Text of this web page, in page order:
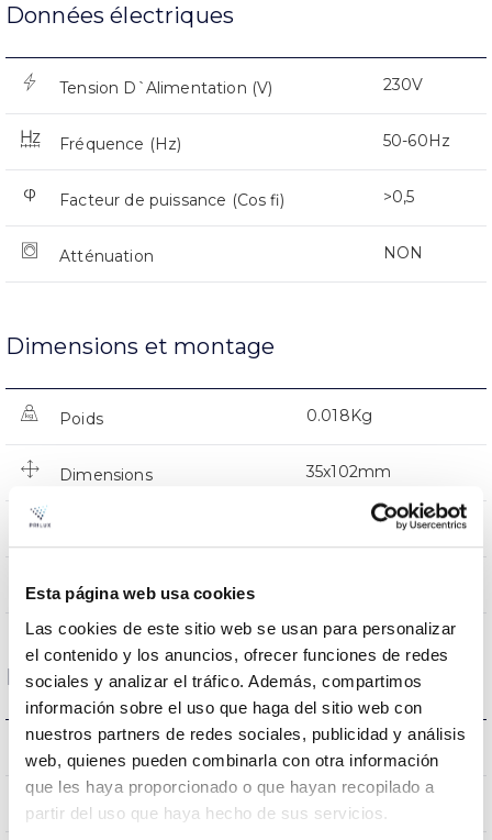
Esta página web usa cookies
Las cookies de este sitio web se usan para personalizar
el contenido y los anuncios, ofrecer funciones de redes
sociales y analizar el tráfico. Además, compartimos
información sobre el uso que haga del sitio web con
nuestros partners de redes sociales, publicidad y análisis
web, quienes pueden combinarla con otra información
que les haya proporcionado o que hayan recopilado a
partir del uso que haya hecho de sus servicios.
Données électriques
Tension D`Alimentation (V) 230V
Fréquence (Hz) 50-60Hz
Facteur de puissance (Cos fi) >0,5
Atténuation NON
Dimensions et montage
Poids 0.018Kg
Dimensions 35x102mm
Éclairage
Données optiques
Température de coleur 4.000K
CRI Indice de rendu des couleurs